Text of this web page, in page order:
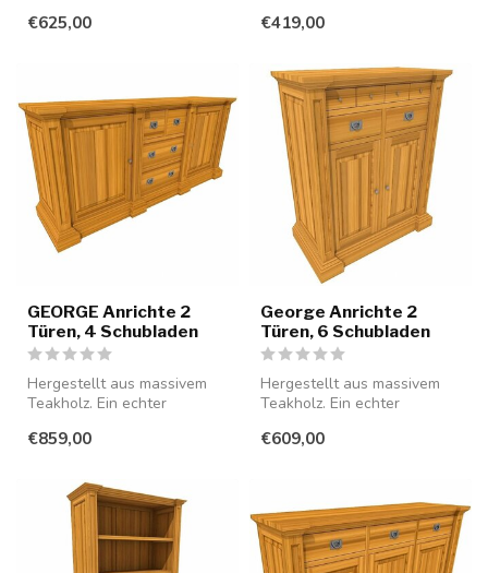
€625,00 €419,00
GEORGE Anrichte 2
Türen, 4 Schubladen
Hergestellt aus massivem
Teakholz. Ein echter
€859,00
George Anrichte 2
Türen, 6 Schubladen
Hergestellt aus massivem
Teakholz. Ein echter
€609,00